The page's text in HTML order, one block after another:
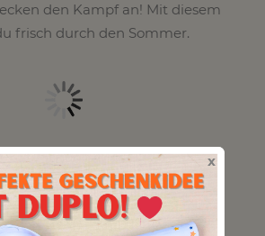
x
den Kampf an! Mit diesem
frisch durch den Sommer.
Zitronen-
herstellen